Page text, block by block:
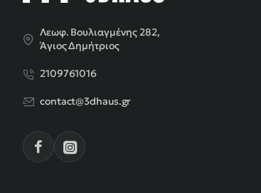
Λεωφ. Βουλιαγμένης 282,
Άγιος Δημήτριος
2109761016
contact@3dhaus.gr